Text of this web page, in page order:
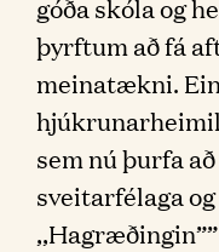
góða skóla og
þyrftum að fá
meinatækni.
sem nú þurfa
sveitarfélaga